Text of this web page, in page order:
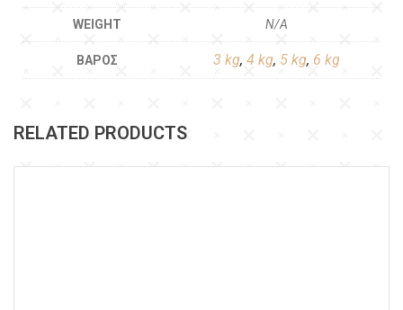
WEIGHT N/A
ΒΆΡΟΣ 3 kg, 4 kg, 5 kg, 6 kg
RELATED PRODUCTS